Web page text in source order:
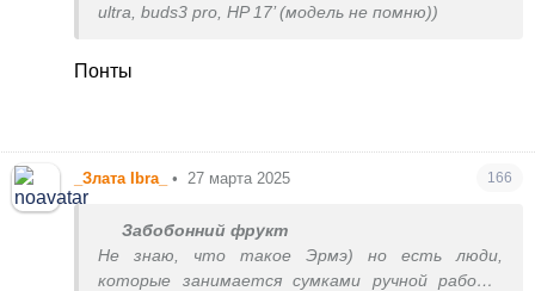
ultra, buds3 pro, HP 17’ (модель не помню))
Понты
_Злата Ibra_ • 27 марта 2025 166
Забобонний фрукт
Не знаю, что такое Эрмэ) но есть люди,
которые занимается сумками ручной работы